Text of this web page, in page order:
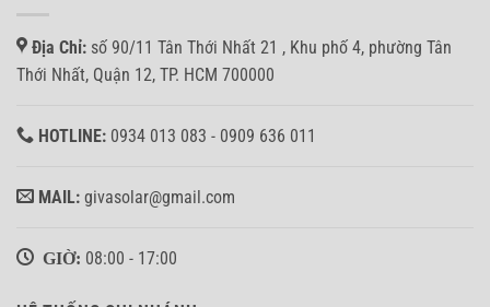
Địa Chỉ: số 90/11 Tân Thới Nhất 21 , Khu phố 4, phường Tân
Thới Nhất, Quận 12, TP. HCM 700000
HOTLINE: 0934 013 083 - 0909 636 011
MAIL: givasolar@gmail.com
GIỜ: 08:00 - 17:00